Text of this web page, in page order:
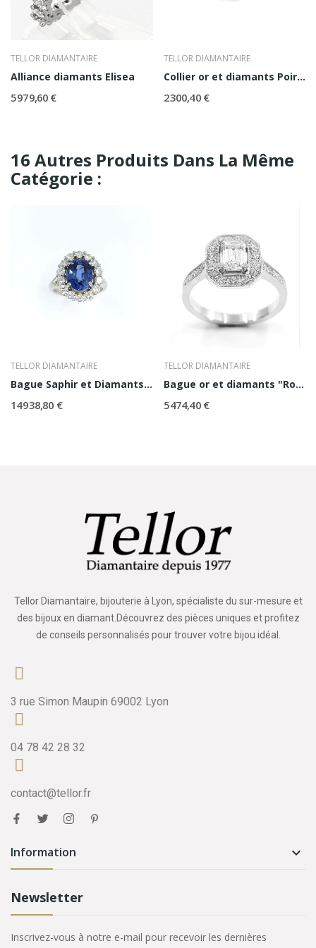
TELLOR DIAMANTAIRE
Alliance diamants Elisea
5 979,60 €
TELLOR DIAMANTAIRE
Collier or et diamants Poire 0,53
2 300,40 €
16 Autres Produits Dans La Même
Catégorie :
TELLOR DIAMANTAIRE
Bague Saphir et Diamants Hélène
14 938,80 €
TELLOR DIAMANTAIRE
Bague or et diamants "Rose"
5 474,40 €
Tellor Diamantaire, bijouterie à Lyon, spécialiste du sur-mesure et
des bijoux en diamant.Découvrez des pièces uniques et profitez
de conseils personnalisés pour trouver votre bijou idéal.
3 rue Simon Maupin 69002 Lyon
04 78 42 28 32
contact@tellor.fr
Information 
Newsletter
Inscrivez-vous à notre e-mail pour recevoir les dernières